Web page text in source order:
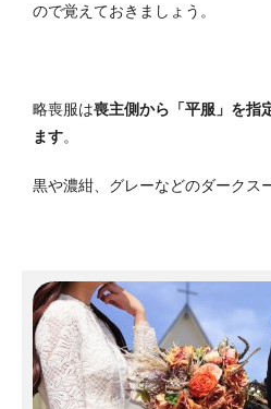
ので覚えておきましょう。
略喪服は喪主側から「平服」を指
ます。
黒や濃紺、グレーなどのダークス